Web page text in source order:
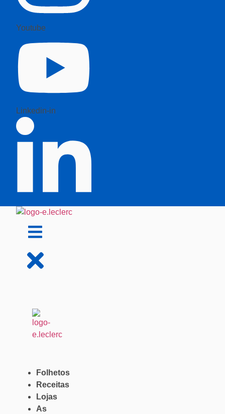
Youtube
Linkedin-in
Folhetos
Receitas
Lojas
As